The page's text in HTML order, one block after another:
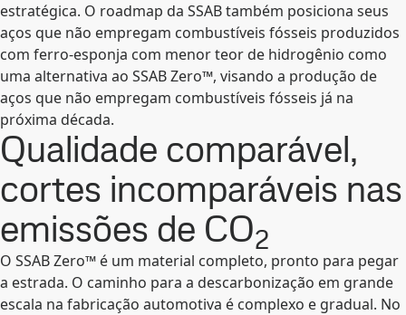
estratégica. O roadmap da SSAB também posiciona seus
aços que não empregam combustíveis fósseis produzidos
com ferro-esponja com menor teor de hidrogênio como
uma alternativa ao SSAB Zero™, visando a produção de
aços que não empregam combustíveis fósseis já na
próxima década.
Qualidade comparável,
cortes incomparáveis nas
emissões de CO2
O SSAB Zero™ é um material completo, pronto para pegar
a estrada. O caminho para a descarbonização em grande
escala na fabricação automotiva é complexo e gradual. No